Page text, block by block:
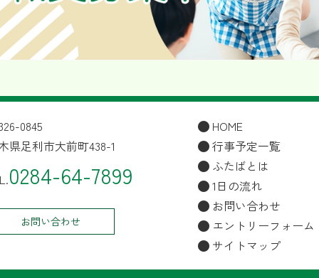
0845
県足利市大前町438-1
0284-64-7899
お問い合わせ
HOME
行事予定一覧
ふたばとは
1日の流れ
お問い合わせ
エントリーフォーム
サイトマップ